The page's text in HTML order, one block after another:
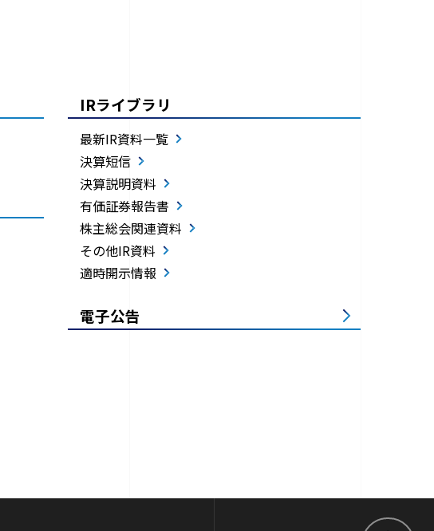
IRライブラリ
最新IR資料一覧
決算短信
決算説明資料
有価証券報告書
株主総会関連資料
その他IR資料
適時開示情報
電子公告